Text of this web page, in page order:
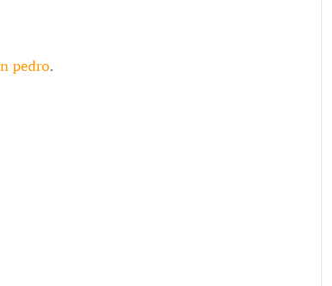
pedro.